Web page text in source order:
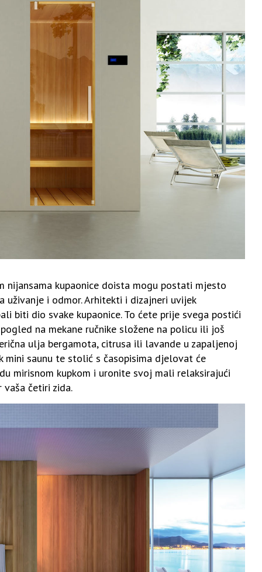
kupaonice doista mogu postati mjesto
i odmor. Arhitekti i dizajneri uvijek
biti dio svake kupaonice. To ćete prije svega postići
na mekane ručnike složene na policu ili još
ulja bergamota, citrusa ili lavande u zapaljenoj
mini saunu te stolić s časopisima djelovat će
mirisnom kupkom i uronite svoj mali relaksirajući
četiri zida.